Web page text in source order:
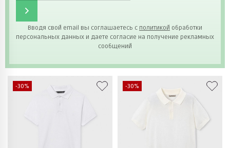
Вводя свой email вы соглашаетесь с политикой обработки
персональных данных и даете согласие на получение рекламных
сообщений
-30% -30%